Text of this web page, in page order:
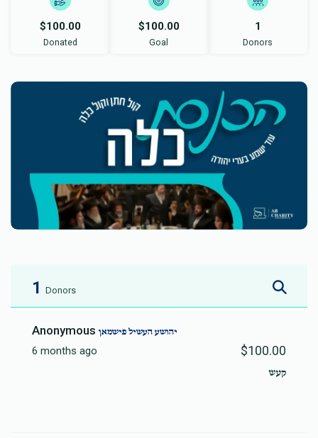
$100.00
Donated
$100.00
Goal
1
Donors
1 Donors
Anonymous יהושע העשיל פישמאן
6 months ago $100.00
קעש